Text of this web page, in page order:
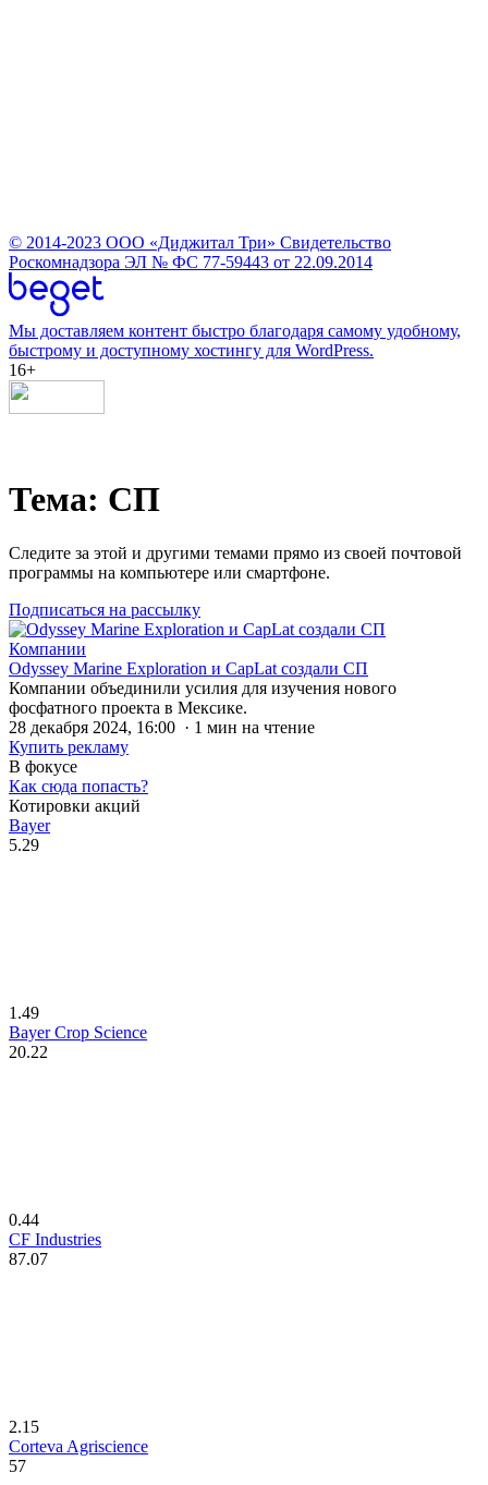
© 2014-2023 ООО «Диджитал Три» Свидетельство
Роскомнадзора ЭЛ № ФС 77-59443 от 22.09.2014
Мы доставляем контент быстро благодаря самому удобному,
быстрому и доступному хостингу для WordPress.
16+
Тема: СП
Следите за этой и другими темами прямо из своей почтовой
программы на компьютере или смартфоне.
Подписаться на рассылку
Компании
Odyssey Marine Exploration и CapLat создали СП
Компании объединили усилия для изучения нового
фосфатного проекта в Мексике.
28 декабря 2024, 16:00 · 1 мин на чтение
Купить рекламу
В фокусе
Как сюда попасть?
Котировки акций
Bayer
5.29
1.49
Bayer Crop Science
20.22
0.44
CF Industries
87.07
2.15
Corteva Agriscience
57